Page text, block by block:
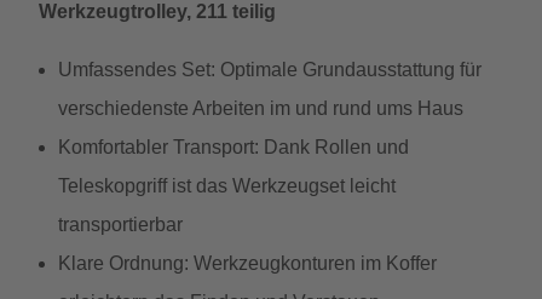
Werkzeugtrolley, 211 teilig
Umfassendes Set: Optimale Grundausstattung für
verschiedenste Arbeiten im und rund ums Haus
Komfortabler Transport: Dank Rollen und
Teleskopgriff ist das Werkzeugset leicht
transportierbar
Klare Ordnung: Werkzeugkonturen im Koffer